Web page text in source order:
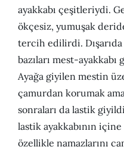
ayakkabı çeşitleriydi.
ökçesiz, yumuşak
tercih edilirdi.
bazıları mest-
Ayağa giyilen mestin
çamurdan korumak
sonraları da lastik
lastik ayakkabının
özellikle namazlarını